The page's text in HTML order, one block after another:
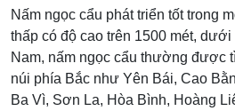
Nấm ngọc cẩu phát triển tốt trong
thấp có độ cao trên 1500 mét,
Nam, nấm ngọc cẩu thường được
núi phía Bắc như Yên Bái, Cao
Ba Vì, Sơn La, Hòa Bình, Hoàng